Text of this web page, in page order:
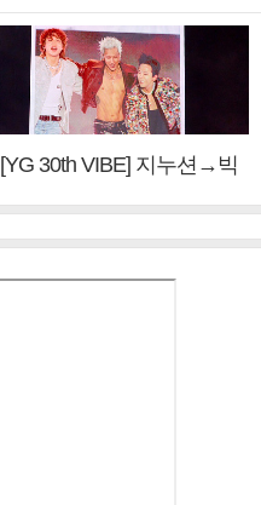
[YG 30th VIBE] 지누션→빅